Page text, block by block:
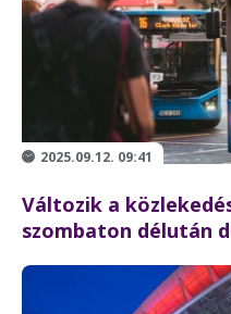
2025.09.12. 09:41
Változik a
szombaton délután